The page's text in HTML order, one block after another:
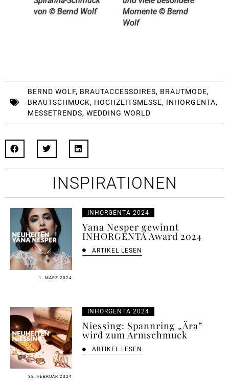
von © Bernd Wolf
Momente © Bernd
Wolf
BERND WOLF, BRAUTACCESSOIRES, BRAUTMODE,
BRAUTSCHMUCK, HOCHZEITSMESSE, INHORGENTA,
MESSETRENDS, WEDDING WORLD
INSPIRATIONEN
1. MÄRZ 2024
INHORGENTA 2024
Yana Nesper gewinnt
INHORGENTA Award 2024
ARTIKEL LESEN
28. FEBRUAR 2024
INHORGENTA 2024
Niessing: Spannring „Ära”
wird zum Armschmuck
ARTIKEL LESEN